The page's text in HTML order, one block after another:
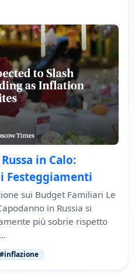
in Calo:
Festeggiamenti
sui Budget Familiari Le
in Russia si
più sobrie rispetto
#inflazione